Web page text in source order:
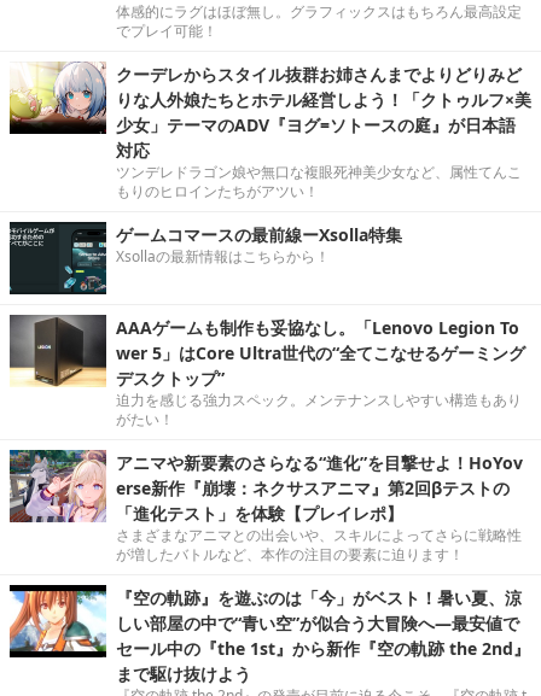
体感的にラグはほぼ無し。グラフィックスはもちろん最高設定
でプレイ可能！
クーデレからスタイル抜群お姉さんまでよりどりみど
りな人外娘たちとホテル経営しよう！「クトゥルフ×美
少女」テーマのADV『ヨグ=ソトースの庭』が日本語
対応
ツンデレドラゴン娘や無口な複眼死神美少女など、属性てんこ
もりのヒロインたちがアツい！
ゲームコマースの最前線ーXsolla特集
Xsollaの最新情報はこちらから！
AAAゲームも制作も妥協なし。「Lenovo Legion To
wer 5」はCore Ultra世代の“全てこなせるゲーミング
デスクトップ”
迫力を感じる強力スペック。メンテナンスしやすい構造もあり
がたい！
アニマや新要素のさらなる“進化”を目撃せよ！HoYov
erse新作『崩壊：ネクサスアニマ』第2回βテストの
「進化テスト」を体験【プレイレポ】
さまざまなアニマとの出会いや、スキルによってさらに戦略性
が増したバトルなど、本作の注目の要素に迫ります！
『空の軌跡』を遊ぶのは「今」がベスト！暑い夏、涼
しい部屋の中で“青い空”が似合う大冒険へ―最安値で
セール中の『the 1st』から新作『空の軌跡 the 2nd』
まで駆け抜けよう